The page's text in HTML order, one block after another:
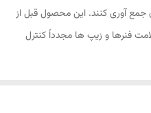
جمع آوری کنند. این محصول قبل از
فنرها و زیپ ها مجدداً کنترل